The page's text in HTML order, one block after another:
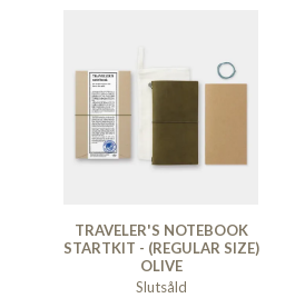
TRAVELER'S NOTEBOOK
STARTKIT - (REGULAR SIZE)
OLIVE
Slutsåld